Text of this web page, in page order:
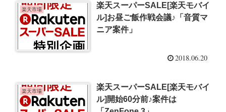
楽天市場
楽天スーパーSALE[楽天モバイ
ル]お昼ご飯作戦会議♪「音質マ
ニア案件」
2018.06.20
楽天市場
楽天スーパーSALE[楽天モバイ
ル]開始60分前♪案件は